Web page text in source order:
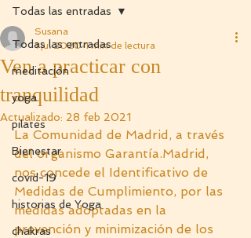
Todas las entradas
meditación
yoga
pilates
Bienestar
covid-19
historias de Yoga
chakras
Todas las entradas
Ven a practicar con
tranquilidad
Susana
1 jul 2020 1 min de lectura
Actualizado: 28 feb 2021
La Comunidad de Madrid, a través
del organismo Garantía.Madrid,
nos concede el Identificativo de
Medidas de Cumplimiento, por las
medidas adoptadas en la
prevención y minimización de los